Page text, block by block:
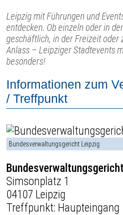
Leipzig mit Führungen und
entdecken. Ob einzeln oder in
geschäftlich, in der Freizeit oder
Anlass – Leipziger Stadtevents
besonders!
Informationen zum
/ Treffpunkt
Bundesverwaltungsgericht Leipzig
Bundesverwaltungsgericht
Simsonplatz 1
04107 Leipzig
Treffpunkt: Haupteingang